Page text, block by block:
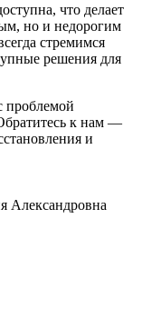
что делает
но и недорогим
стремимся
решения для
проблемой
к нам —
и